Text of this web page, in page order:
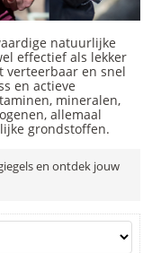
natuurlijke
effectief als lekker
verteerbaar en snel
en actieve
mineralen,
allemaal
grondstoffen.
en ontdek jouw